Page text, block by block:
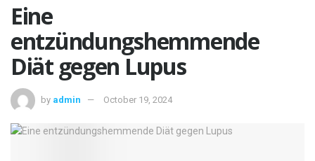
Eine
entzündungshemmende
Diät gegen Lupus
by admin October 19, 2024